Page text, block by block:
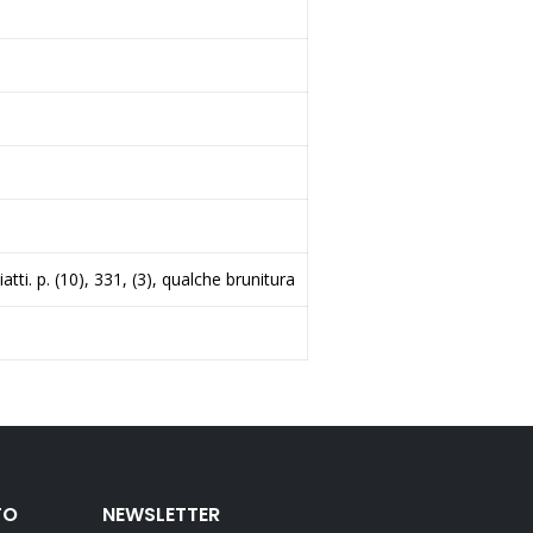
p. (10), 331, (3), qualche brunitura
NEWSLETTER